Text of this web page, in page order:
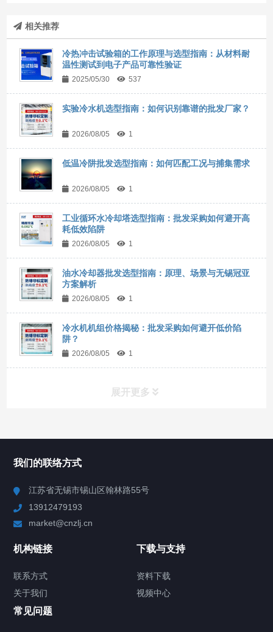
相关推荐
冷热冲击试验箱的工作原理与选型指南：从材料耐
温性测试到电子产品可靠性验证
2025/05/30 537
实验冷水机选型指南：如何识别靠谱的批发厂家？
2026/08/05 1
低温冷阱批发选型指南：如何匹配工况与捕集需求
2026/08/05 1
工业循环水冷却塔选型指南：批发采购如何避开高
耗低效陷阱
2026/08/05 1
油水冷却器批发选型指南：原理、场景与无锡冠亚
方案解析
2026/08/05 1
冷水机机组价格揭秘：批发采购如何避开低价陷
阱？
2026/08/05 1
展开更多
Chiller高精度制冷循环器
TCU温度控制单元
我们的联络方式
江苏省无锡市锡山区翰林路55号
13912479193
market@cnzlj.cn
机构链接
联系方式
关于我们
下载与支持
资料下载
视频中心
常见问题